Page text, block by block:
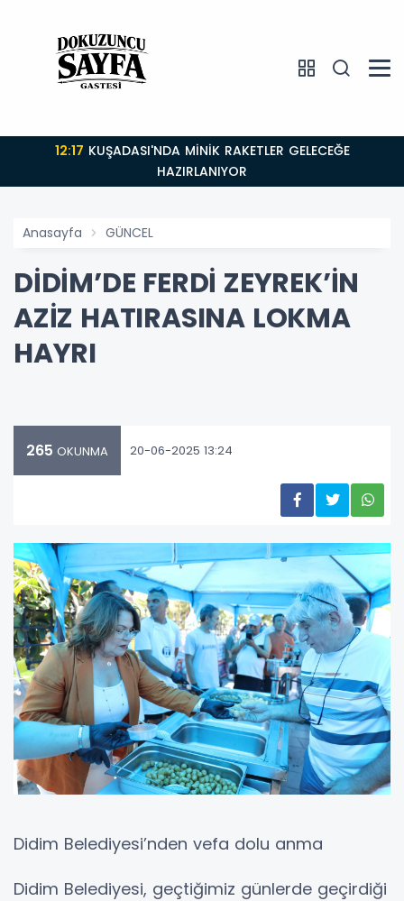
12:17
HAZIRLANIYOR
Anasayfa GÜNCEL
DİDİM’DE FERDİ ZEYREK’İN
AZİZ HATIRASINA LOKMA
HAYRI
265 OKUNMA 20-06-2025 13:24
Didim Belediyesi’nden vefa dolu anma
Didim Belediyesi, geçtiğimiz günlerde geçirdiği